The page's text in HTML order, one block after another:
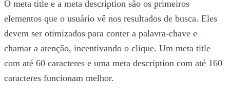
O meta title e a meta description são os primeiros
elementos que o usuário vê nos resultados de busca. Eles
devem ser otimizados para conter a palavra-chave e
chamar a atenção, incentivando o clique. Um meta title
com até 60 caracteres e uma meta description com até 160
caracteres funcionam melhor.